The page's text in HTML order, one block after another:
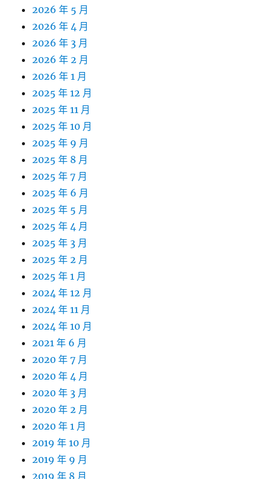
2026 年 5 月
2026 年 4 月
2026 年 3 月
2026 年 2 月
2026 年 1 月
2025 年 12 月
2025 年 11 月
2025 年 10 月
2025 年 9 月
2025 年 8 月
2025 年 7 月
2025 年 6 月
2025 年 5 月
2025 年 4 月
2025 年 3 月
2025 年 2 月
2025 年 1 月
2024 年 12 月
2024 年 11 月
2024 年 10 月
2021 年 6 月
2020 年 7 月
2020 年 4 月
2020 年 3 月
2020 年 2 月
2020 年 1 月
2019 年 10 月
2019 年 9 月
2019 年 8 月